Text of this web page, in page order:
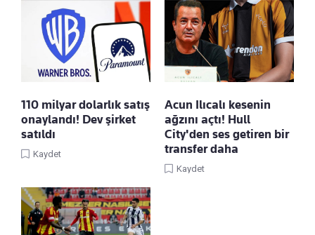
110 milyar dolarlık satış
onaylandı! Dev şirket
satıldı
Kaydet
Acun Ilıcalı kesenin
ağzını açtı! Hull
City'den ses getiren bir
transfer daha
Kaydet